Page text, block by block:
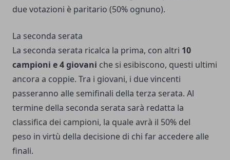
due votazioni è paritario (50% ognuno).
La seconda serata
La seconda serata ricalca la prima, con altri 10
campioni e 4 giovani che si esibiscono, questi ultimi
ancora a coppie. Tra i giovani, i due vincenti
passeranno alle semifinali della terza serata. Al
termine della seconda serata sarà redatta la
classifica dei campioni, la quale avrà il 50% del
peso in virtù della decisione di chi far accedere alle
finali.